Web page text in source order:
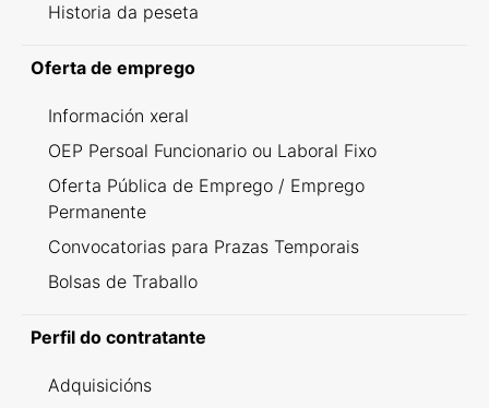
Historia da peseta
Oferta de emprego
Información xeral
OEP Persoal Funcionario ou Laboral Fixo
Oferta Pública de Emprego / Emprego
Permanente
Convocatorias para Prazas Temporais
Bolsas de Traballo
Perfil do contratante
Adquisicións